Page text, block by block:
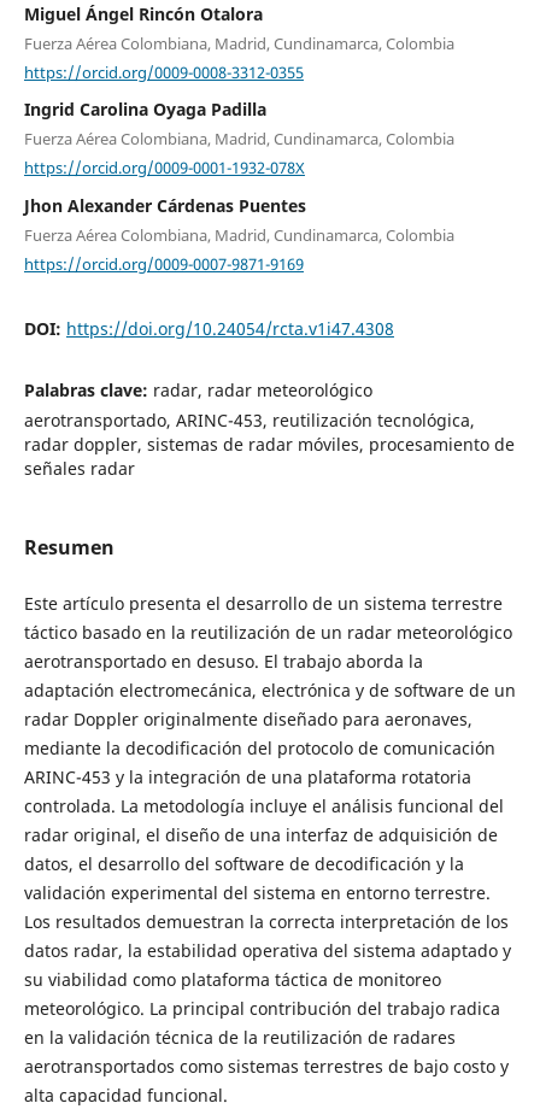
Miguel Ángel Rincón Otalora
Fuerza Aérea Colombiana, Madrid, Cundinamarca, Colombia
https://orcid.org/0009-0008-3312-0355
Ingrid Carolina Oyaga Padilla
Fuerza Aérea Colombiana, Madrid, Cundinamarca, Colombia
https://orcid.org/0009-0001-1932-078X
Jhon Alexander Cárdenas Puentes
Fuerza Aérea Colombiana, Madrid, Cundinamarca, Colombia
https://orcid.org/0009-0007-9871-9169
DOI: https://doi.org/10.24054/rcta.v1i47.4308
Palabras clave: radar, radar meteorológico
aerotransportado, ARINC-453, reutilización tecnológica,
radar doppler, sistemas de radar móviles, procesamiento de
señales radar
Resumen
Este artículo presenta el desarrollo de un sistema terrestre
táctico basado en la reutilización de un radar meteorológico
aerotransportado en desuso. El trabajo aborda la
adaptación electromecánica, electrónica y de software de un
radar Doppler originalmente diseñado para aeronaves,
mediante la decodificación del protocolo de comunicación
ARINC-453 y la integración de una plataforma rotatoria
controlada. La metodología incluye el análisis funcional del
radar original, el diseño de una interfaz de adquisición de
datos, el desarrollo del software de decodificación y la
validación experimental del sistema en entorno terrestre.
Los resultados demuestran la correcta interpretación de los
datos radar, la estabilidad operativa del sistema adaptado y
su viabilidad como plataforma táctica de monitoreo
meteorológico. La principal contribución del trabajo radica
en la validación técnica de la reutilización de radares
aerotransportados como sistemas terrestres de bajo costo y
alta capacidad funcional.